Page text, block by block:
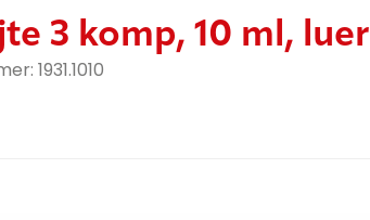
3 komp, 10 ml, luer
1931.1010